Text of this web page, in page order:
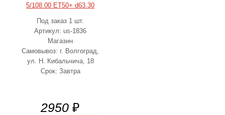
5/108.00 ET50+ d63.30
Под заказ 1 шт.
Артикул: us-1836
Магазин
Самовывоз: г. Волгоград,
ул. Н. Кибальчича, 18
Срок: Завтра
2950 ₽